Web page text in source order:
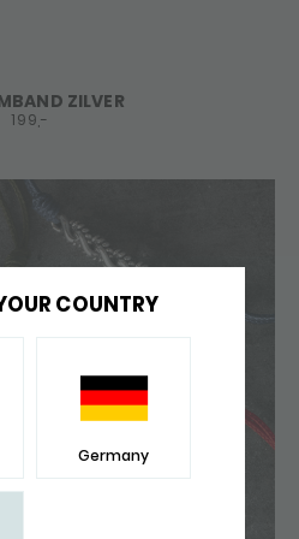
COUNTRY
Germany
ZILVER
199,-